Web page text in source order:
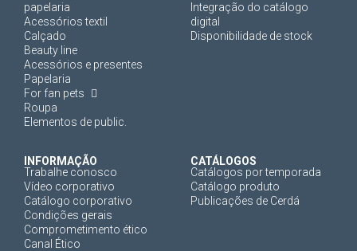
papelaria
Acessórios textil
Calçado
Beauty line
Acessórios e presentes
Papelaria
For fan pets
Roupa
Elementos de public.
Integração do catálogo
digital
Disponibilidade de stock
INFORMAÇÃO
Trabalhe conosco
Vídeo corporativo
Catálogo corporativo
Condições gerais
Comprometimento ético
Canal Ético
CATÁLOGOS
Catálogos por temporada
Catálogo produto
Publicações de Cerdá